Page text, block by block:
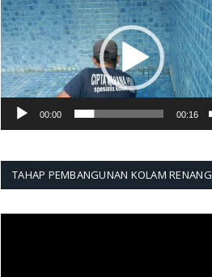
Video
00:00 00:16
TAHAP PEMBANGUNAN KOLAM RENANG